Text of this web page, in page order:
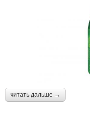
читать дальше →